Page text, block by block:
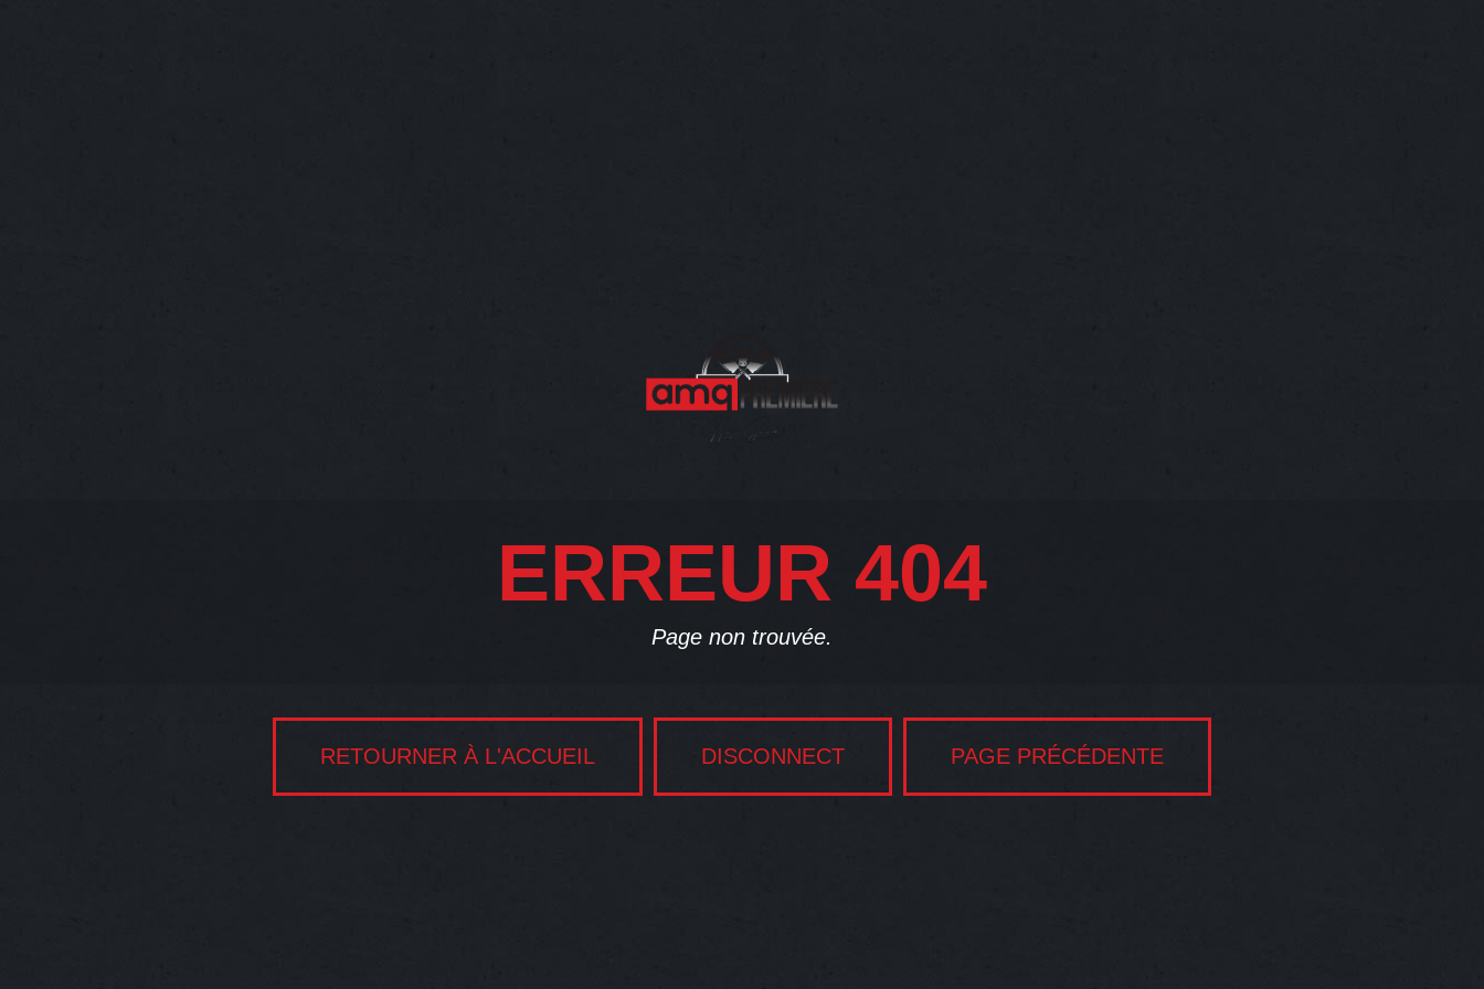
ERREUR 404
Page non trouvée.
RETOURNER À L'ACCUEIL DISCONNECT PAGE PRÉCÉDENTE